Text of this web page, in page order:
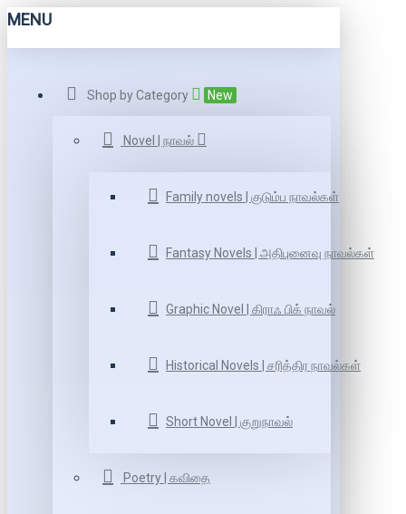
MENU
Shop by Category New
Novel | நாவல்
Family novels | குடும்ப நாவல்கள்
Fantasy Novels | அதிபுனைவு நாவல்கள்
Graphic Novel | கிராஃ பிக் நாவல்
Historical Novels | சரித்திர நாவல்கள்
Short Novel | குறுநாவல்
Poetry | கவிதை